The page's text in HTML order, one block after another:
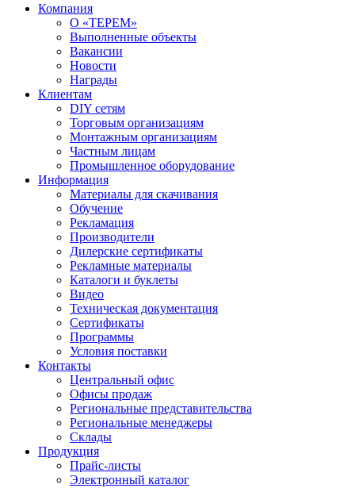
Компания
О «ТЕРЕМ»
Выполненные объекты
Вакансии
Новости
Награды
Клиентам
DIY сетям
Торговым организациям
Монтажным организациям
Частным лицам
Промышленное оборудование
Информация
Материалы для скачивания
Обучение
Рекламация
Производители
Дилерские сертификаты
Рекламные материалы
Каталоги и буклеты
Видео
Техническая документация
Сертификаты
Программы
Условия поставки
Контакты
Центральный офис
Офисы продаж
Региональные представительства
Региональные менеджеры
Склады
Продукция
Прайс-листы
Электронный каталог